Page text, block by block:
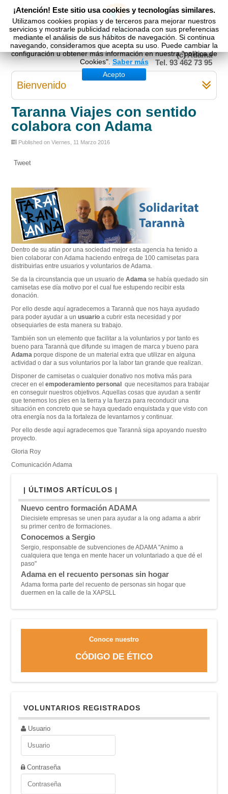
Esp Cat Eng
(c) Adama
Tel. 93 462 73 95
¡Atención! Este sitio usa cookies y tecnologías similares.
Utilizamos cookies propias y de terceros para mejorar nuestros
servicios y mostrarle publicidad relacionada con sus preferencias
mediante el análisis de sus hábitos de navegación. Si continua
navegando, consideramos que acepta su uso. Puede cambiar la
configuración u obtener más información en nuestra "política de
Cookies". Saber más
Acepto
Bienvenido
Taranna Viajes con sentido
colabora con Adama
Published on Viernes, 11 Marzo 2016
Tweet
Dentro de su afán por una sociedad mejor esta agencia ha tenido a
bien colaborar con Adama haciendo entrega de 100 camisetas para
distribuirlas entre usuarios y voluntarios de Adama.
Se da la circunstancia que un usuario deAdama se había quedado sin
camisetas ese día motivo por el cual fue estupendo recibir esta
donación.
Por ello desde aquí agradecemos a Tarannà que nos haya ayudado
para poder ayudar a unusuario a cubrir esta necesidad y por
obsequiarles de esta manera su trabajo.
También son un elemento que facilitar a la voluntarios y por tanto es
bueno para Tarannà que difunde su imagen de marca y bueno para
Adama porque dispone de un material extra que utilizar en alguna
actividad o dar a sus voluntarios por la labor tan grande que realizan.
Disponer de camisetas o cualquier donativo nos motiva más para
crecer en elempoderamiento personal que necesitamos para trabajar
en conseguir nuestros objetivos. Aquellas cosas que ayudan a sentir
que tenemos los pies en la tierra y la fuerza para reconducir una
situación en concreto que se haya quedado enquistada y que visto con
otra energía nos da la fortaleza de levantarnos y continuar.
Por ello desde aquí agradecemos que Tarannà siga apoyando nuestro
proyecto.
Gloria Roy
Comunicación Adama
| ÚLTIMOS ARTÍCULOS |
Nuevo centro formación ADAMA
Diecisiete empresas se unen para ayudar a la ong adama a abrir
su primer centro de formaciones.
Conocemos a Sergio
Sergio, responsable de subvenciones de ADAMA "Animo a
cualquiera que tenga en mente hacer un voluntariado a que dé el
paso"
Adama en el recuento personas sin hogar
Adama forma parte del recuento de personas sin hogar que
duermen en la calle de la XAPSLL
Conoce nuestro
CÓDIGO DE ÉTICO
VOLUNTARIOS REGISTRADOS
Usuario
Contraseña